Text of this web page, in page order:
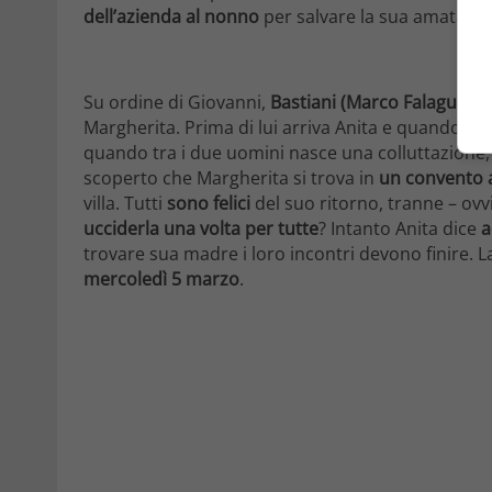
dell’azienda al nonno per salvare la sua amata.
Su ordine di Giovanni, Bastiani (Marco Falaguasta)
Margherita. Prima di lui arriva Anita e quando la
quando tra i due uomini nasce una
scoperto che Margherita si trova in un convento
villa. Tutti sono felici del suo ritorno, tranne –
ucciderla una volta per tutte? Intanto Anita dice
trovare sua madre i loro incontri devono finire.
mercoledì 5 marzo.